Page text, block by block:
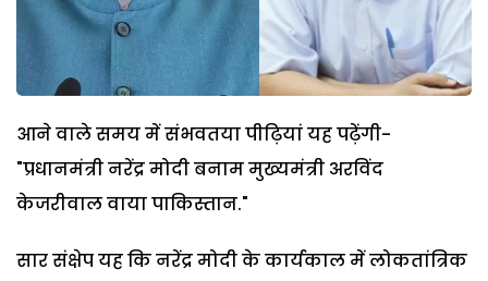
आने वाले समय में संभवतया पीढ़ियां यह पढ़ेंगी-
"प्रधानमंत्री नरेंद्र मोदी बनाम मुख्यमंत्री अरविंद
केजरीवाल वाया पाकिस्तान."
सार संक्षेप यह कि नरेंद्र मोदी के कार्यकाल में लोकतांत्रिक